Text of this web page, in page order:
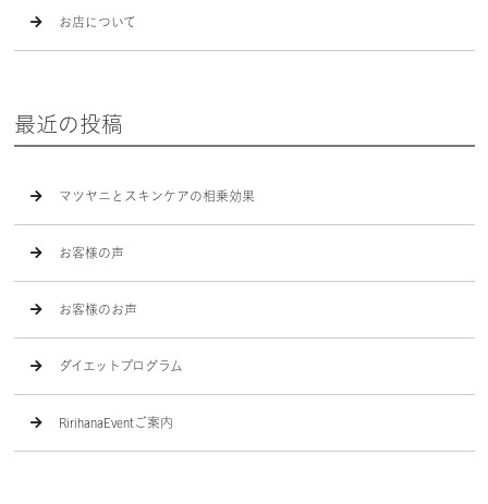
お店について
最近の投稿
マツヤニとスキンケアの相乗効果
お客様の声
お客様のお声
ダイエットプログラム
RirihanaEventご案内